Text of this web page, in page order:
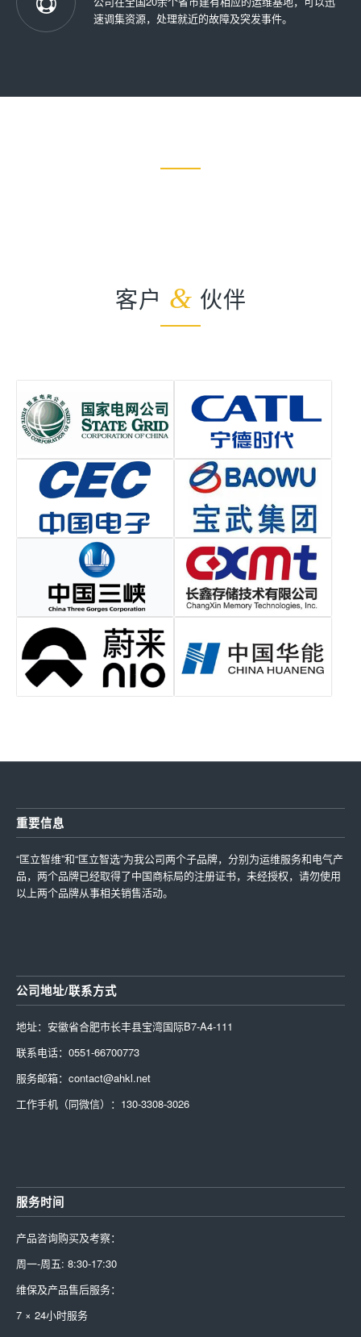
速调集资源，处理就近的故障及突发事件。
客户 & 伙伴
重要信息
“匡立智维”和“匡立智选”为我公司两个子品牌，分别为运维服务和电气产
品，两个品牌已经取得了中国商标局的注册证书，未经授权，请勿使用
以上两个品牌从事相关销售活动。
公司地址/联系方式
地址：安徽省合肥市长丰县宝湾国际B7-A4-111
联系电话：0551-66700773
服务邮箱：contact@ahkl.net
工作手机（同微信）：130-3308-3026
服务时间
产品咨询购买及考察：
周一-周五: 8:30-17:30
维保及产品售后服务：
7 × 24小时服务